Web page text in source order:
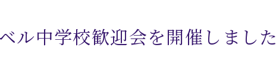
ル中学校歓迎会を開催しました